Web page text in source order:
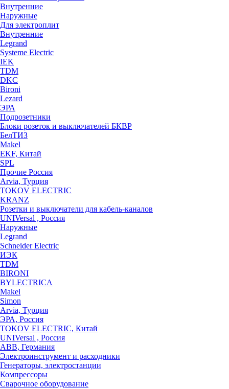
Внутренние
Наружные
Для электроплит
Внутренние
Legrand
Systeme Electric
IEK
TDM
DKC
Bironi
Lezard
ЭРА
Подрозетники
Блоки розеток и выключателей БКВР
БелТИЗ
Makel
EKF, Китай
SPL
Прочие Россия
Arvia, Турция
TOKOV ELECTRIC
KRANZ
Розетки и выключатели для кабель-каналов
UNIVersal , Россия
Наружные
Legrand
Schneider Electric
ИЭК
TDM
BIRONI
BYLECTRICA
Makel
Simon
Arvia, Турция
ЭРА, Россия
TOKOV ELECTRIC, Китай
UNIVersal , Россия
ABB, Германия
Электроинструмент и расходники
Генераторы, электростанции
Компрессоры
Сварочное оборудование